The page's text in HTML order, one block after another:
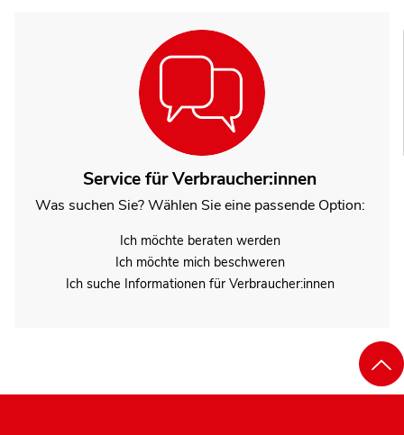
Service für Verbraucher:innen
Was suchen Sie? Wählen Sie eine passende Option:
Ich möchte beraten werden
Ich möchte mich beschweren
Ich suche Informationen für Verbraucher:innen